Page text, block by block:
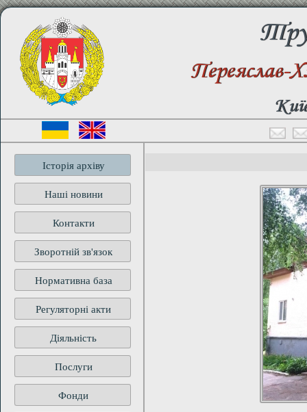
Переяслав-
Історія архіву
Наші новини
Контакти
Зворотній зв'язок
Нормативна база
Регуляторні акти
Діяльність
Послуги
Фонди